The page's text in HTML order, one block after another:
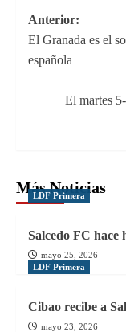
de
entradas
Anterior:
El Granada es el
española
El martes
Más Noticias
LDF Primera
Salcedo FC hace
mayo 25, 2026
LDF Primera
Cibao recibe a
mayo 23, 2026